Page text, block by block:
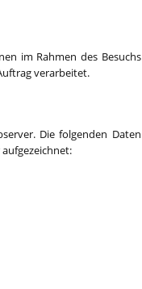
im Rahmen des Besuchs
verarbeitet.
Die folgenden Daten